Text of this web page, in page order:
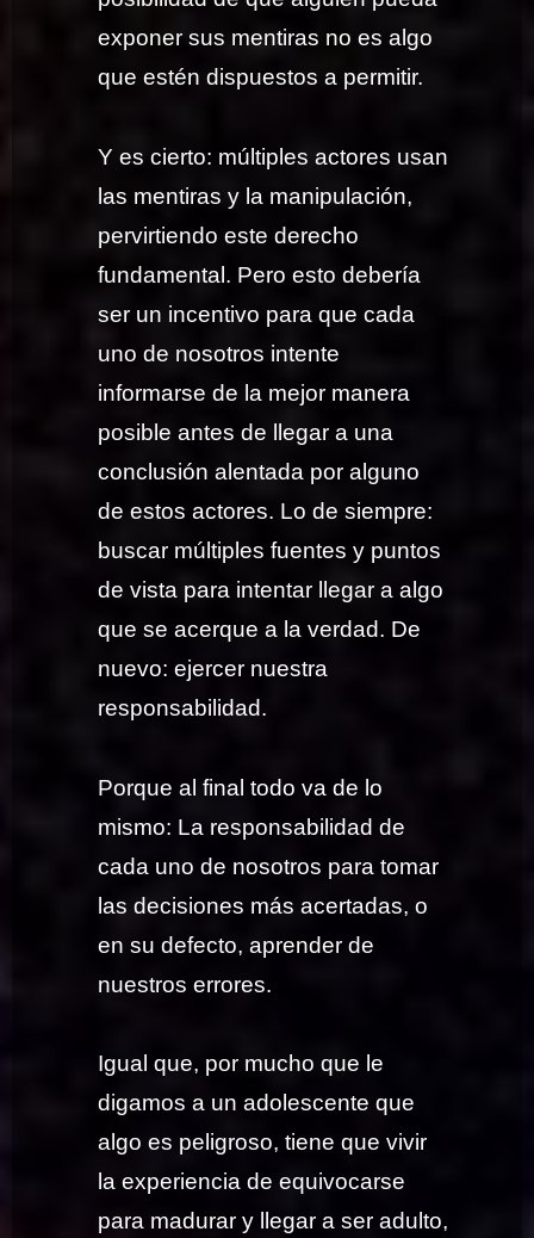
exponer sus mentiras no es algo
que estén dispuestos a permitir.
Y es cierto: múltiples actores usan
las mentiras y la manipulación,
pervirtiendo este derecho
fundamental. Pero esto debería
ser un incentivo para que cada
uno de nosotros intente
informarse de la mejor manera
posible antes de llegar a una
conclusión alentada por alguno
de estos actores. Lo de siempre:
buscar múltiples fuentes y puntos
de vista para intentar llegar a algo
que se acerque a la verdad. De
nuevo: ejercer nuestra
responsabilidad.
Porque al final todo va de lo
mismo: La responsabilidad de
cada uno de nosotros para tomar
las decisiones más acertadas, o
en su defecto, aprender de
nuestros errores.
Igual que, por mucho que le
digamos a un adolescente que
algo es peligroso, tiene que vivir
la experiencia de equivocarse
para madurar y llegar a ser adulto,